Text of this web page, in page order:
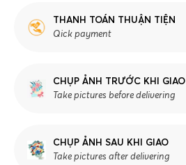
THANH TOÁN THUẬN TIỆN
Qick payment
CHỤP ẢNH TRƯỚC KHI GIAO
Take pictures before delivering
CHỤP ẢNH SAU KHI GIAO
Take pictures after delivering